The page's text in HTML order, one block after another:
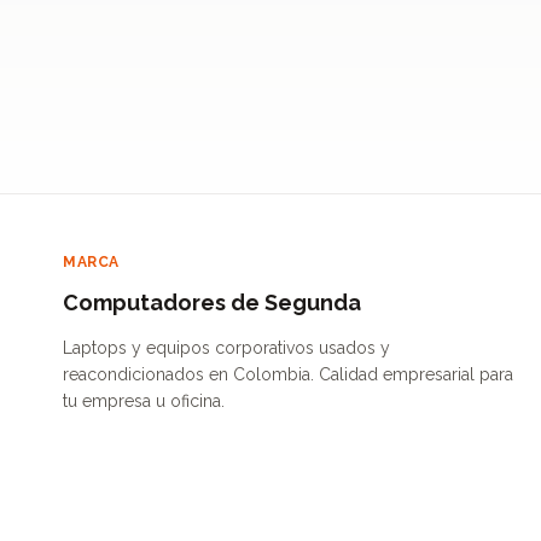
MARCA
Computadores de Segunda
Laptops y equipos corporativos usados y
reacondicionados en Colombia. Calidad empresarial para
tu empresa u oficina.